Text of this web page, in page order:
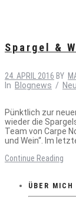
Spargel &
24. APRIL 2016 BY
In Blognews /
Pünktlich zur
wieder die
Team von Carpe
und Wein“. Im
Continue Reading
ÜBER MICH